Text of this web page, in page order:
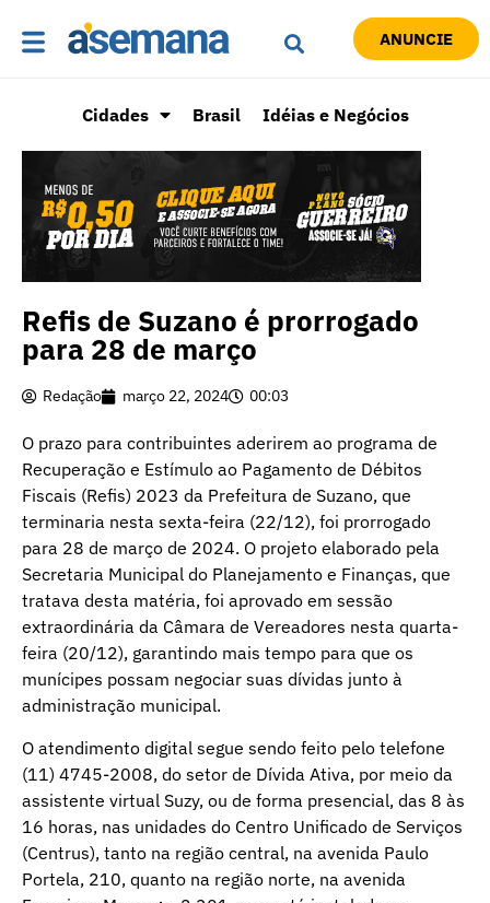
ANUNCIE
Cidades Brasil Idéias e Negócios
Refis de Suzano é prorrogado
para 28 de março
Redação março 22, 2024 00:03
O prazo para contribuintes aderirem ao programa de
Recuperação e Estímulo ao Pagamento de Débitos
Fiscais (Refis) 2023 da Prefeitura de Suzano, que
terminaria nesta sexta-feira (22/12), foi prorrogado
para 28 de março de 2024. O projeto elaborado pela
Secretaria Municipal do Planejamento e Finanças, que
tratava desta matéria, foi aprovado em sessão
extraordinária da Câmara de Vereadores nesta quarta-
feira (20/12), garantindo mais tempo para que os
munícipes possam negociar suas dívidas junto à
administração municipal.
O atendimento digital segue sendo feito pelo telefone
(11) 4745-2008, do setor de Dívida Ativa, por meio da
assistente virtual Suzy, ou de forma presencial, das 8 às
16 horas, nas unidades do Centro Unificado de Serviços
(Centrus), tanto na região central, na avenida Paulo
Portela, 210, quanto na região norte, na avenida